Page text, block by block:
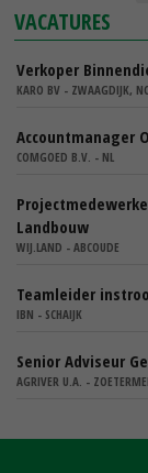
VACATURES
Verkoper
KARO BV - ZWAAGDIJK,
Accountmanager
COMGOED B.V. - NL
Landbouw
WIJ.LAND - ABCOUDE
Teamleider
IBN - SCHAIJK
Senior Adviseur
AGRIVER U.A. -